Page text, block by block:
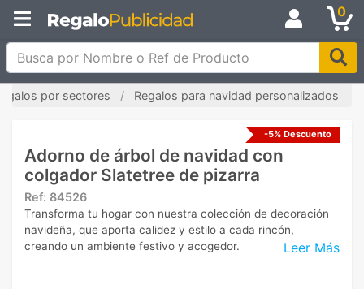
0
Busca por Nombre o Ref de Producto
por sectores Regalos para navidad personalizados
-5% Descuento
Adorno de árbol de navidad con
colgador Slatetree de pizarra
Ref: 84526
Leer Más
Transforma tu hogar con nuestra colección de decoración
navideña, que aporta calidez y estilo a cada rincón,
creando un ambiente festivo y acogedor.